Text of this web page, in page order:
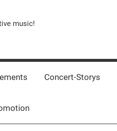
music!
Concert-Storys